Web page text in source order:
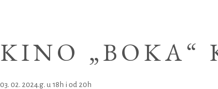
KINO „BOKA“
03. 02. 2024.g. u 18h i od 20h